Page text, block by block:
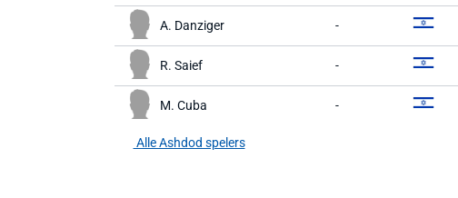
A. Danziger -
R. Saief -
M. Cuba -
Alle Ashdod spelers